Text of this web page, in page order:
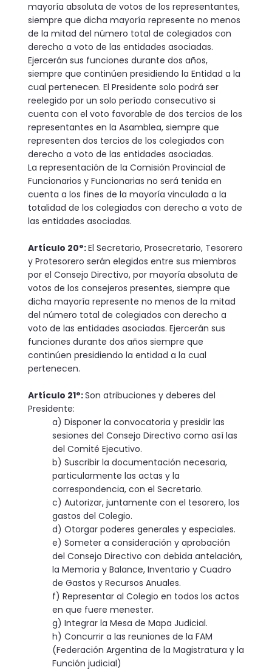
mayoría absoluta de votos de los represen­tantes,
siempre que dicha mayoría represente no menos
de la mitad del número total de colegiados con
derecho a voto de las entidades asociadas.
Ejercerán sus funciones durante dos años,
siempre que continúen presidiendo la Entidad a la
cual pertenecen. El Presidente solo podrá ser
reelegido por un solo período consecutivo si
cuenta con el voto favorable de dos tercios de los
representantes en la Asamblea, siempre que
representen dos tercios de los colegiados con
derecho a voto de las entidades asociadas.
La representación de la Comisión Provincial de
Funcionarios y Funcionarias no será tenida en
cuenta a los fines de la mayoría vinculada a la
totalidad de los colegiados con derecho a voto de
las entidades asociadas.
Artículo 20°:El Secretario, Prosecretario, Tesorero
y Protesorero serán elegidos entre sus miembros
por el Consejo Directivo, por mayoría absoluta de
votos de los consejeros presentes, siempre que
dicha mayoría represente no menos de la mitad
del número total de colegiados con derecho a
voto de las entidades asociadas. Ejercerán sus
funciones durante dos años siempre que
continúen presidiendo la entidad a la cual
pertenecen.
Artículo 21°:Son atribuciones y deberes del
Presidente:
a) Disponer la convocatoria y presidir las
sesiones del Consejo Directivo como así las
del Comité Ejecutivo.
b) Suscribir la documentación necesaria,
particularmente las actas y la
correspondencia, con el Secretario.
c) Autorizar, juntamente con el tesorero, los
gastos del Colegio.
d) Otorgar poderes generales y especiales.
e) Someter a consideración y aprobación
del Consejo Directivo con debida antelación,
la Memoria y Balance, Inventario y Cuadro
de Gastos y Recursos Anuales.
f) Representar al Colegio en todos los actos
en que fuere menester.
g) Integrar la Mesa de Mapa Judicial.
h) Concurrir a las reuniones de la FAM
(Federación Argentina de la Magistratura y la
Función judicial)